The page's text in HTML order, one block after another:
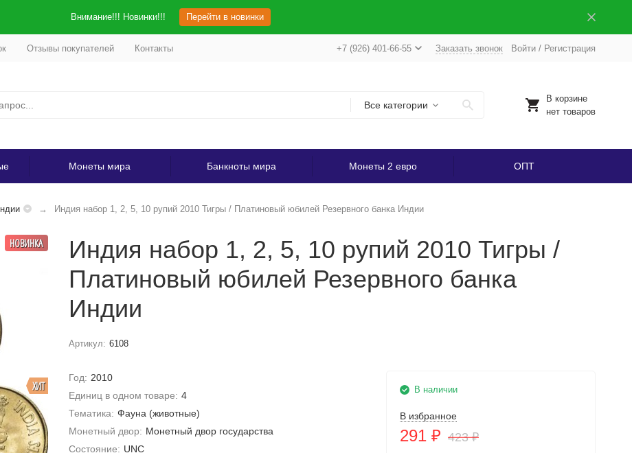
Внимание!!! Новинки!!! Перейти в новинки
Отзывы покупателей Контакты +7 (926) 401-66-55 Заказать звонок Войти/ Регистрация
Все категории
В корзине
нет товаров
Монеты мира Банкноты мира Монеты 2 евро ОПТ
Индия набор 1, 2, 5, 10 рупий 2010 Тигры / Платиновый юбилей Резервного банка Индии
ХИТ
НОВИНКА
Индия набор 1, 2, 5, 10 рупий 2010 Тигры /
Платиновый юбилей Резервного банка
Индии
Артикул: 6108
Год: 2010
Единиц в одном товаре: 4
Тематика: Фауна (животные)
Монетный двор: Монетный двор государства
Состояние: UNC
В наличии
В избранное
291 ₽ 423₽